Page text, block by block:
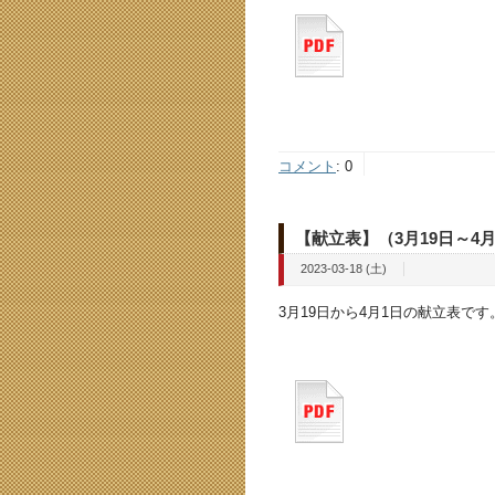
コメント : 0
【献立表】（3月19日～4月
2023-03-18 (土)
3月19日から4月1日の献立表です。